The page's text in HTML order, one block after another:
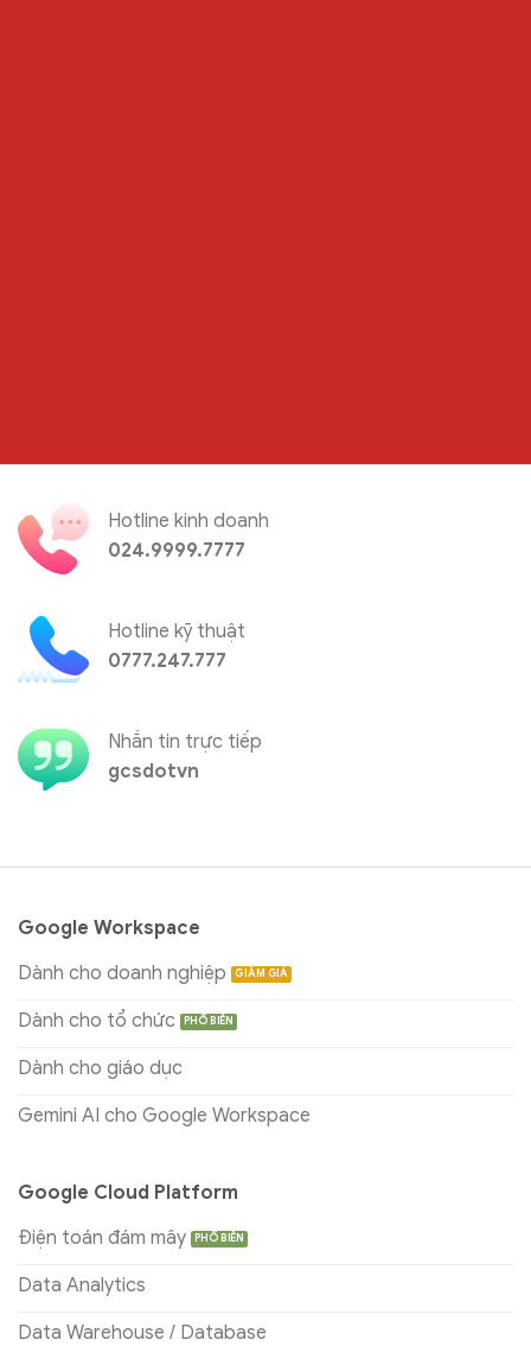
Hotline kinh doanh
024.9999.7777
Hotline kỹ thuật
0777.247.777
Nhắn tin trực tiếp
gcsdotvn
Google Workspace
Dành cho doanh nghiệp
Dành cho tổ chức
Dành cho giáo dục
Gemini AI cho Google Workspace
Google Cloud Platform
Điện toán đám mây
Data Analytics
Data Warehouse / Database